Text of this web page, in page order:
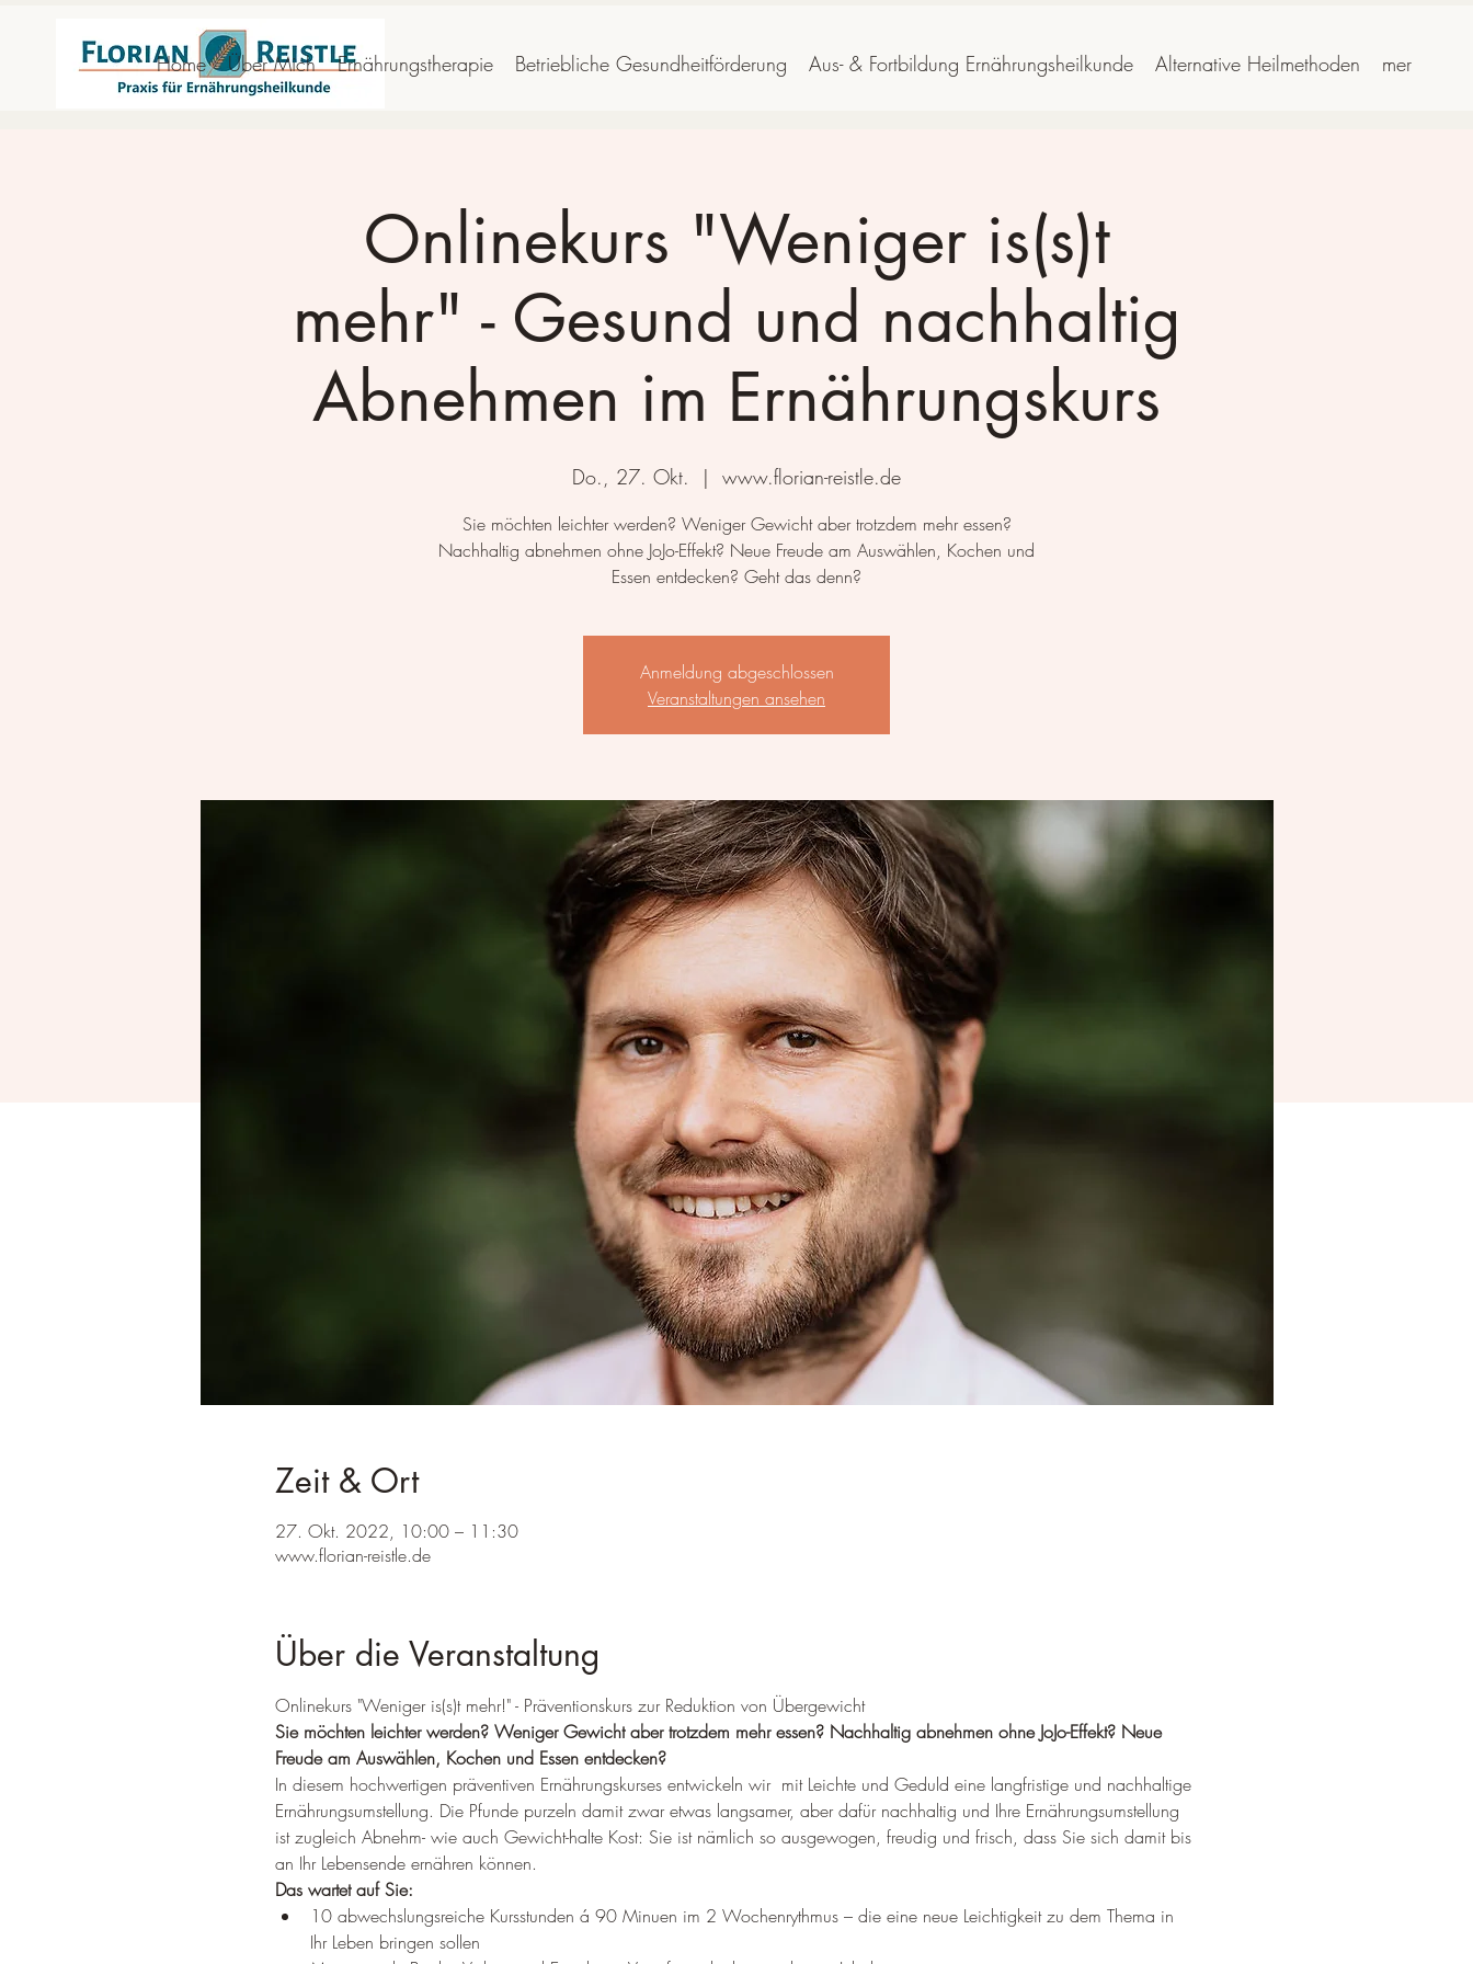
Home Über Mich Ernährungstherapie Betriebliche Gesundheitförderung Aus- & Fortbildung Ernährungsheilkunde Alternative Heilmethoden mer
Onlinekurs "Weniger is(s)t
mehr" - Gesund und nachhaltig
Abnehmen im Ernährungskurs
Do., 27. Okt.
  |
www.florian-reistle.de
Sie möchten leichter werden? Weniger Gewicht aber trotzdem mehr essen?
Nachhaltig abnehmen ohne JoJo-Effekt? Neue Freude am Auswählen, Kochen und
Essen entdecken? Geht das denn?
Anmeldung abgeschlossen
Veranstaltungen ansehen
Zeit & Ort
27. Okt. 2022, 10:00 – 11:30
www.florian-reistle.de
Über die Veranstaltung
Onlinekurs "Weniger is(s)t mehr!" - Präventionskurs zur Reduktion von Übergewicht
Sie möchten leichter werden? Weniger Gewicht aber trotzdem mehr essen? Nachhaltig abnehmen ohne JoJo-Effekt? Neue
Freude am Auswählen, Kochen und Essen entdecken?
In diesem hochwertigen präventiven Ernährungskurses entwickeln wir  mit Leichte und Geduld eine langfristige und nachhaltige
Ernährungsumstellung. Die Pfunde purzeln damit zwar etwas langsamer, aber dafür nachhaltig und Ihre Ernährungsumstellung
ist zugleich Abnehm- wie auch Gewicht-halte Kost: Sie ist nämlich so ausgewogen, freudig und frisch, dass Sie sich damit bis
an Ihr Lebensende ernähren können.
Das wartet auf Sie:
10 abwechslungsreiche Kursstunden á 90 Minuen im 2 Wochenrythmus – die eine neue Leichtigkeit zu dem Thema in
Ihr Leben bringen sollen